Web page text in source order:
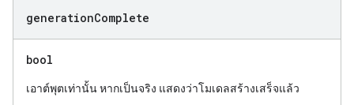
generationComplete
bool
เอาต์พุตเท่านั้น หากเป็นจริง แสดงว่าโมเดลสร้างเสร็จแล้ว